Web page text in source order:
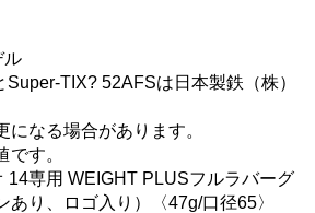
ル
TIX? 52AFSは日本製鉄（株）
なる場合があります。
す。
14専用 WEIGHT PLUSフルラバーグ
あり、ロゴ入り）〈47g/口径65〉